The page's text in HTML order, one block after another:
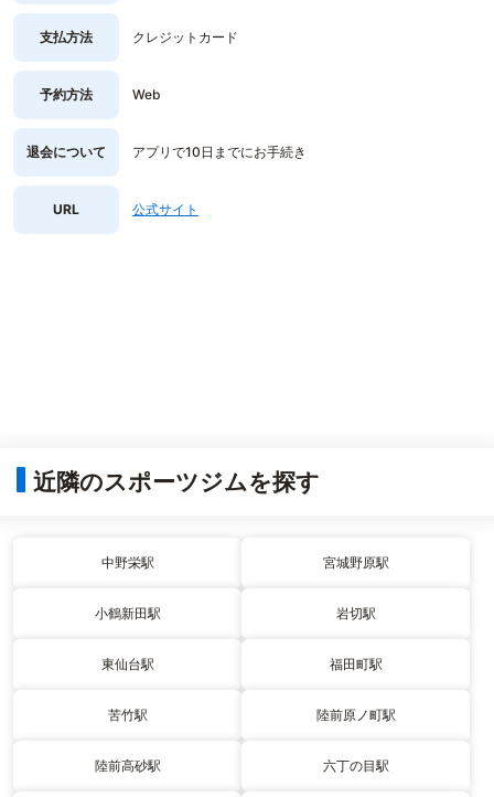
支払方法 クレジットカード
予約方法 Web
退会について アプリで10日までにお手続き
URL 公式サイト
近隣のスポーツジムを探す
中野栄駅 宮城野原駅
小鶴新田駅 岩切駅
東仙台駅 福田町駅
苦竹駅 陸前原ノ町駅
陸前高砂駅 六丁の目駅